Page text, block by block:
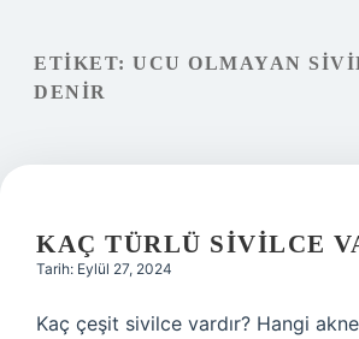
Yasal Uyarı
ETIKET: UCU OLMAYAN
DENIR
KAÇ TÜRLÜ SIVILCE
Tarih: Eylül 27, 2024
Kaç çeşit sivilce vardır? Hangi